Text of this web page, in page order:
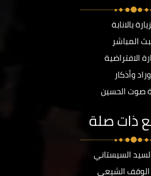
بالانابة
المباشر
الافتراضية
وأذكار
صوت الحسين
ذات صلة
السيستاني
الوقف الشيعي